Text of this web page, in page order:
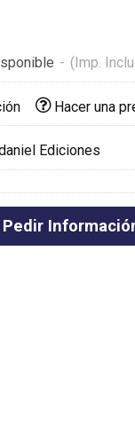
- (Imp.
Hacer una
Ediciones
Pedir